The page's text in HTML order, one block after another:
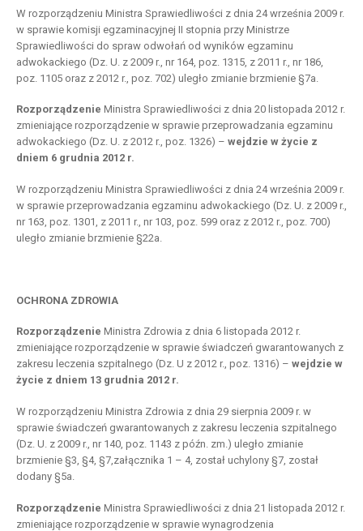
W rozporządzeniu Ministra Sprawiedliwości z dnia 24 września 2009 r.
w sprawie komisji egzaminacyjnej II stopnia przy Ministrze
Sprawiedliwości do spraw odwołań od wyników egzaminu
adwokackiego (Dz. U. z 2009 r., nr 164, poz. 1315, z 2011 r., nr 186,
poz. 1105 oraz z 2012 r., poz. 702) uległo zmianie brzmienie §7a.
Rozporządzenie Ministra Sprawiedliwości z dnia 20 listopada 2012 r.
zmieniające rozporządzenie w sprawie przeprowadzania egzaminu
adwokackiego (Dz. U. z 2012 r., poz. 1326) – wejdzie w życie z
dniem 6 grudnia 2012 r.
W rozporządzeniu Ministra Sprawiedliwości z dnia 24 września 2009 r.
w sprawie przeprowadzania egzaminu adwokackiego (Dz. U. z 2009 r.,
nr 163, poz. 1301, z 2011 r., nr 103, poz. 599 oraz z 2012 r., poz. 700)
uległo zmianie brzmienie §22a.
OCHRONA ZDROWIA
Rozporządzenie Ministra Zdrowia z dnia 6 listopada 2012 r.
zmieniające rozporządzenie w sprawie świadczeń gwarantowanych z
zakresu leczenia szpitalnego (Dz. U z 2012 r., poz. 1316) – wejdzie w
życie z dniem 13 grudnia 2012 r.
W rozporządzeniu Ministra Zdrowia z dnia 29 sierpnia 2009 r. w
sprawie świadczeń gwarantowanych z zakresu leczenia szpitalnego
(Dz. U. z 2009 r., nr 140, poz. 1143 z późn. zm.) uległo zmianie
brzmienie §3, §4, §7,załącznika 1 – 4, został uchylony §7, został
dodany §5a.
Rozporządzenie Ministra Sprawiedliwości z dnia 21 listopada 2012 r.
zmieniające rozporządzenie w sprawie wynagrodzenia